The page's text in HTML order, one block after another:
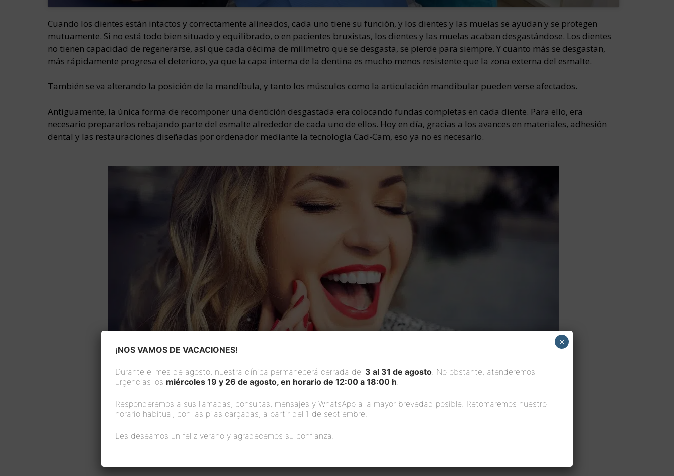
Cuando los dientes están intactos y correctamente alineados, cada uno tiene su función, y los dientes y las muelas se ayudan y se protegen
mutuamente. Si no está todo bien situado y equilibrado, o en pacientes bruxistas, los dientes y las muelas acaban desgastándose. Los dientes
no tienen capacidad de regenerarse, así que cada décima de milímetro que se desgasta, se pierde para siempre. Y cuanto más se desgastan,
más rápidamente progresa el deterioro, ya que la capa interna de la dentina es mucho menos resistente que la zona externa del esmalte.
También se va alterando la posición de la mandíbula, y tanto los músculos como la articulación mandibular pueden verse afectados.
Antiguamente, la única forma de recomponer una dentición desgastada era colocando fundas completas en cada diente. Para ello, era
necesario prepararlos rebajando parte del esmalte alrededor de cada uno de ellos. Hoy en día, gracias a los avances en materiales, adhesión
dental y las restauraciones diseñadas por ordenador mediante la tecnología Cad-Cam, eso ya no es necesario.
¡NOS VAMOS DE VACACIONES!
Durante el mes de agosto, nuestra clínica permanecerá cerrada del 3 al 31 de agosto. No obstante, atenderemos
urgencias los miércoles 19 y 26 de agosto, en horario de 12:00 a 18:00 h.
Responderemos a sus llamadas, consultas, mensajes y WhatsApp a la mayor brevedad posible. Retomaremos nuestro
horario habitual, con las pilas cargadas, a partir del 1 de septiembre.
Les deseamos un feliz verano y agradecemos su confianza.
×